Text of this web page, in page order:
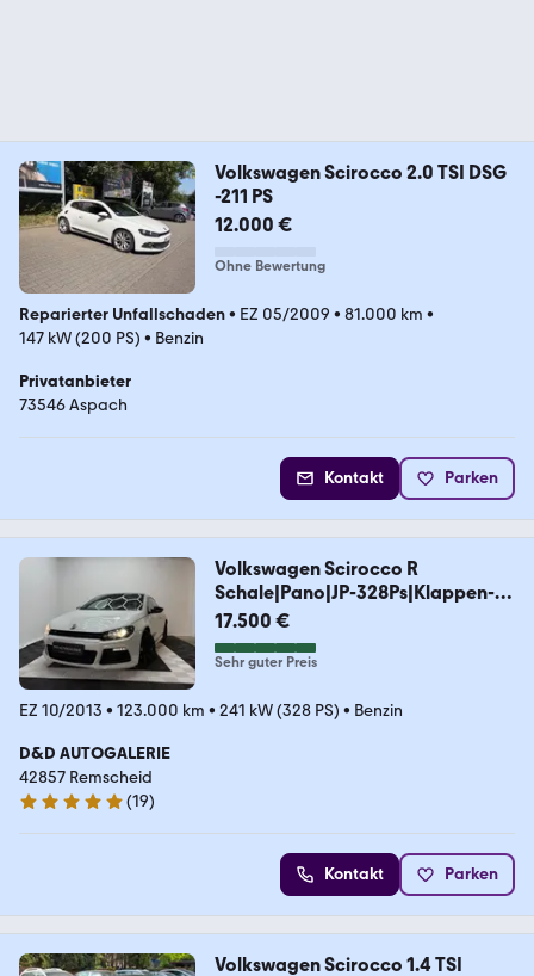
Volkswagen Scirocco 2.0 TSI DSG
-211 PS
12.000 €
Ohne Bewertung
Reparierter Unfallschaden• EZ 05/2009 • 81.000 km •
147 kW (200 PS) • Benzin
Privatanbieter
73546 Aspach
Kontakt Parken
Volkswagen Scirocco R
Schale|Pano|JP-328Ps|Klappen-
AGA|DCC|
17.500 €
Sehr guter Preis
EZ 10/2013 • 123.000 km • 241 kW (328 PS) • Benzin
D&D AUTOGALERIE
42857 Remscheid
5 Sterne
(19)
Kontakt Parken
Volkswagen Scirocco 1.4 TSI